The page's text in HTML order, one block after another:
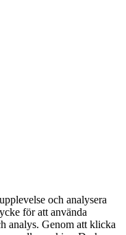
och analysera
för att använda
analys. Genom att klicka